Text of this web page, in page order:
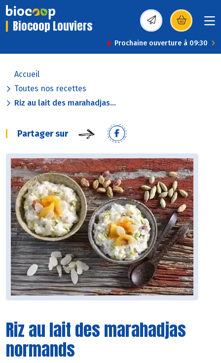
Biocoop Louviers (s’ouvre dans une
Prochaine ouverture à 09:30
Accueil
Toutes nos recettes
Riz au lait des marahadjas...
Partager sur
Riz au lait des marahadjas
normands